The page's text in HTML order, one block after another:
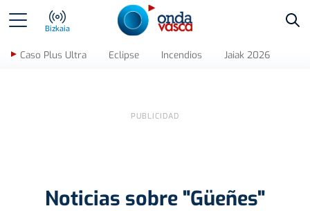
Bizkaia
Caso Plus Ultra Eclipse Incendios Jaiak 2026
Noticias sobre "Güeñes"